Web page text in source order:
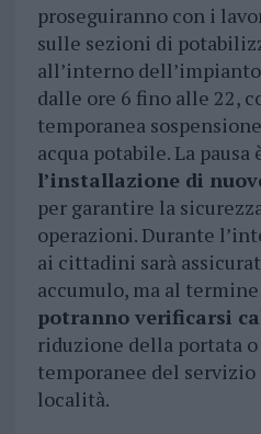
proseguiranno con i
sulle sezioni di
all’interno
dalle ore 6 fino alle 22,
temporanea
acqua potabile. La pausa
l’installazione di
per garantire la
operazioni. Durante
ai cittadini sarà
accumulo, ma al
potranno verificarsi
riduzione della portata
temporanee del
località.